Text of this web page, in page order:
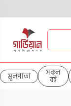
মূলপাতা সকল
বই